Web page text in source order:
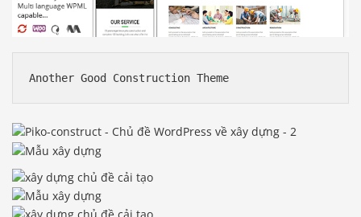
Another Good Construction Theme